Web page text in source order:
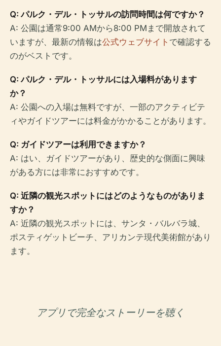
Q: パルク・デル・トッサルの訪問時間は何ですか？
A: 公園は通常9:00 AMから8:00 PMまで開放されて
いますが、最新の情報は公式ウェブサイト で確認する
のがベストです。
Q: パルク・デル・トッサルには入場料があります
か？
A: 公園への入場は無料ですが、一部のアクティビテ
ィやガイドツアーには料金がかかることがあります。
Q: ガイドツアーは利用できますか？
A: はい、ガイドツアーがあり、歴史的な側面に興味
がある方には非常におすすめです。
Q: 近隣の観光スポットにはどのようなものがありま
すか？
A: 近隣の観光スポットには、サンタ・バルバラ城、
ポスティゲットビーチ、アリカンテ現代美術館があり
ます。
アプリで完全なストーリーを聴く